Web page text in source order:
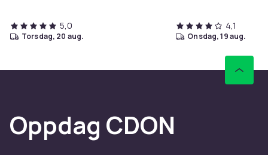
5,0
torsdag, 20 aug.
4,1
onsdag, 19 aug.
Oppdag CDON